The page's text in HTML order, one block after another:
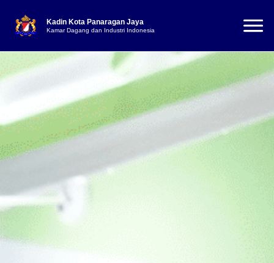
Kadin Kota Panaragan Jaya
Kamar Dagang dan Industri Indonesia